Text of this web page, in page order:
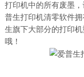
打印机中的所有废墨
普生打印机清零软件
生旗下大部分的打印
哦！